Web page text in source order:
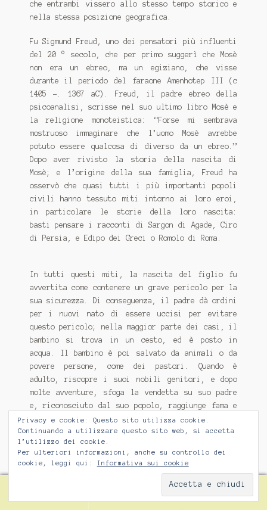
che entrambi vissero allo stesso tempo storico e
nella stessa posizione geografica.
Fu Sigmund Freud, uno dei pensatori più influenti
del 20 ° secolo, che per primo suggerì che Mosè
non era un ebreo, ma un egiziano, che visse
durante il periodo del faraone Amenhotep III (c
1405 -. 1367 aC). Freud, il padre ebreo della
psicoanalisi, scrisse nel suo ultimo libro Mosè e
la religione monoteistica: “Forse mi sembrava
mostruoso immaginare che l’uomo Mosè avrebbe
potuto essere qualcosa di diverso da un ebreo.”
Dopo aver rivisto la storia della nascita di
Mosè; e l’origine della sua famiglia, Freud ha
osservò che quasi tutti i più importanti popoli
civili hanno tessuto miti intorno ai loro eroi,
in particolare le storie della loro nascita:
basti pensare i racconti di Sargon di Agade, Ciro
di Persia, e Edipo dei Greci o Romolo di Roma.
In tutti questi miti, la nascita del figlio fu
avvertita come contenere un grave pericolo per la
sua sicurezza. Di conseguenza, il padre dà ordini
per i nuovi nato di essere uccisi per evitare
questo pericolo; nella maggior parte dei casi, il
bambino si trova in un cesto, ed è posto in
acqua. Il bambino è poi salvato da animali o da
povere persone, come dei pastori. Quando è
adulto, riscopre i suoi nobili genitori, e dopo
molte avventure, sfoga la vendetta su suo padre
e, riconosciuto dal suo popolo, raggiunge fama e
grandezza.
Freud sottolineò, tuttavia, che la storia della
nascita di Mosè si differenzia da quelli degli
Ciros, Edipo e Romolo sono tutti nati da una
famiglia reale e cresciuti in una famiglia
Privacy e cookie: Questo sito utilizza cookie.
Continuando a utilizzare questo sito web, si accetta
l’utilizzo dei cookie.
Per ulteriori informazioni, anche su controllo dei
cookie, leggi qui:
Informativa sui cookie
0